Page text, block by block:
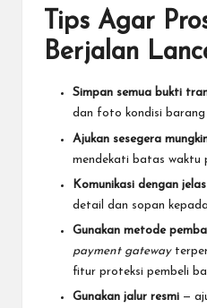
Tips Agar
Berjalan
Simpan semua bukti
dan foto kondisi barang
Ajukan sesegera
mendekati batas waktu
Komunikasi dengan jelas
detail dan sopan
Gunakan metode
payment gateway
fitur proteksi pembeli
Gunakan jalur resmi —